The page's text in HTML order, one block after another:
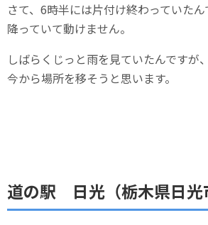
さて、6時半には片付け終わっていた
降っていて動けません。
しばらくじっと雨を見ていたんですが
今から場所を移そうと思います。
道の駅 日光（栃木県日光